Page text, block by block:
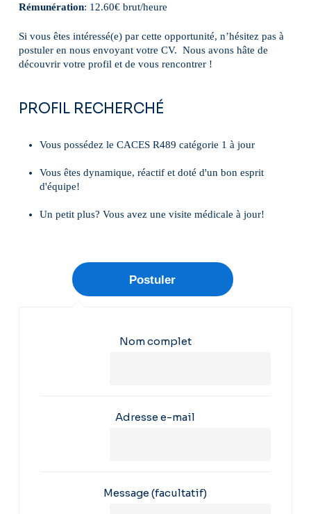
Rémunération: 12.60€ brut/heure
Si vous êtes intéressé(e) par cette opportunité, n’hésitez pas à
postuler en nous envoyant votre CV. Nous avons hâte de
découvrir votre profil et de vous rencontrer !
PROFIL RECHERCHÉ
Vous possédez le CACES R489 catégorie 1 à jour
Vous êtes dynamique, réactif et doté d'un bon esprit
d'équipe!
Un petit plus? Vous avez une visite médicale à jour!
Nom complet
Adresse e-mail
Message(facultatif)